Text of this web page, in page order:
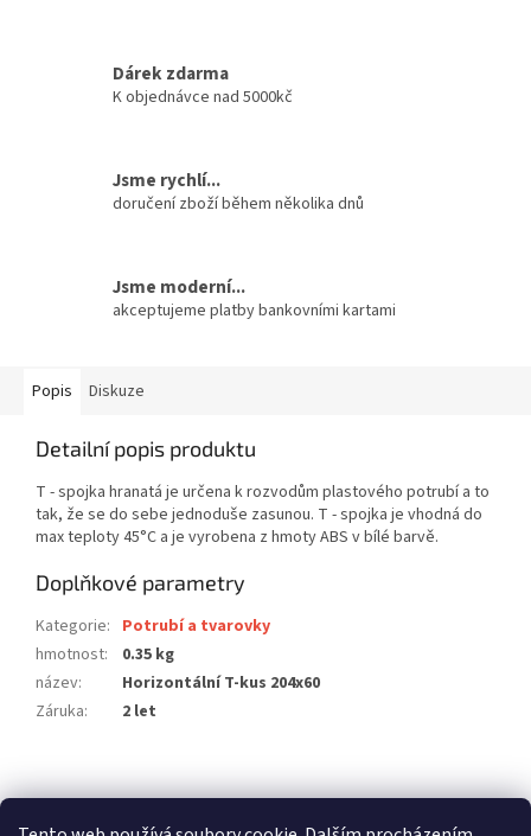
Dárek zdarma
K objednávce nad 5000kč
Jsme rychlí...
doručení zboží během několika dnů
Jsme moderní...
akceptujeme platby bankovními kartami
Popis Diskuze
Detailní popis produktu
T - spojka hranatá je určena k rozvodům plastového potrubí a to
tak, že se do sebe jednoduše zasunou. T - spojka je vhodná do
max teploty 45°C a je vyrobena z hmoty ABS v bílé barvě.
Doplňkové parametry
Kategorie: Potrubí a tvarovky
hmotnost:
0.35 kg
název:
Horizontální T-kus 204x60
Záruka: 2 let
á